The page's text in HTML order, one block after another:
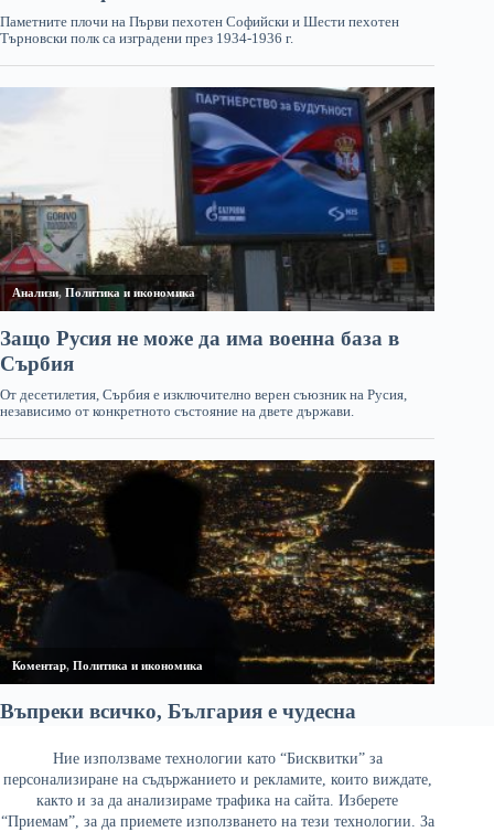
Ние използваме технологии като “Бисквитки” за
персонализиране на съдържанието и рекламите, които виждате,
както и за да анализираме трафика на сайта. Изберете
“Приемам”, за да приемете използването на тези технологии. За